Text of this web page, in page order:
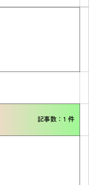
記事数：1 件